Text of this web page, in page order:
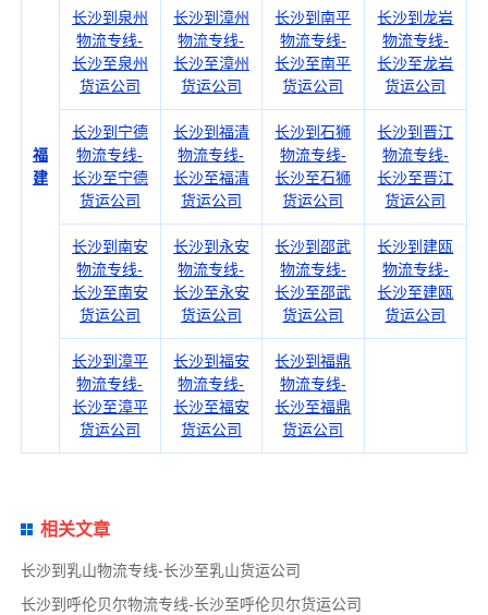
福
建
长沙到泉州
物流专线-
长沙至泉州
货运公司
长沙到漳州
物流专线-
长沙至漳州
货运公司
长沙到南平
物流专线-
长沙至南平
货运公司
长沙到龙岩
物流专线-
长沙至龙岩
货运公司
长沙到宁德
物流专线-
长沙至宁德
货运公司
长沙到福清
物流专线-
长沙至福清
货运公司
长沙到石狮
物流专线-
长沙至石狮
货运公司
长沙到晋江
物流专线-
长沙至晋江
货运公司
长沙到南安
物流专线-
长沙至南安
货运公司
长沙到永安
物流专线-
长沙至永安
货运公司
长沙到邵武
物流专线-
长沙至邵武
货运公司
长沙到建瓯
物流专线-
长沙至建瓯
货运公司
长沙到漳平
物流专线-
长沙至漳平
货运公司
长沙到福安
物流专线-
长沙至福安
货运公司
长沙到福鼎
物流专线-
长沙至福鼎
货运公司
相关文章
长沙到乳山物流专线-长沙至乳山货运公司
长沙到呼伦贝尔物流专线-长沙至呼伦贝尔货运公司